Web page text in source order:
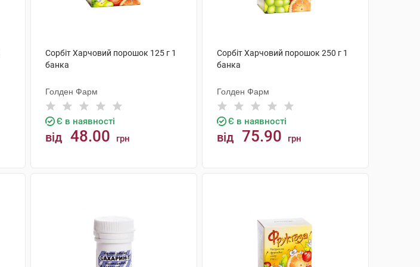
Сорбіт Харчовий порошок 125 г 1
банка
Голден Фарм
Є в наявності
від 48.00 грн
Сорбіт Харчовий порошок 250 г 1
банка
Голден Фарм
Є в наявності
від 75.90 грн